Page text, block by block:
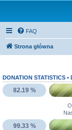
FAQ
Strona główna
DONATION STATISTICS •
82.19 %
99.33 %